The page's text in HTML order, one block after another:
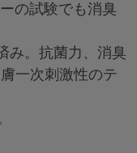
の試験でも消臭
み。抗菌力、消臭
一次刺激性のテ